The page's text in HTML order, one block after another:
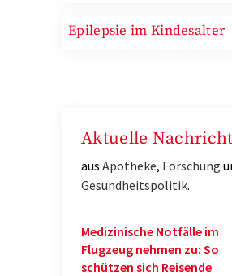
Epilepsie im Kindesalter
Aktuelle
aus Apotheke, Forschung
Gesundheitspolitik.
Medizinische Notfälle im
Flugzeug nehmen zu: So
schützen sich Reisende